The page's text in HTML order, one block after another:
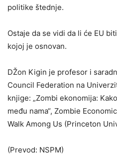
politike štednje.
Ostaje da se vidi da li će EU
kojoj je osnovan.
DŽon Kigin je profesor i
Council Federation na
knjige: „Zombi ekonomija:
među nama“, Zombie
Walk Among Us (Princeton
(Prevod: NSPM)